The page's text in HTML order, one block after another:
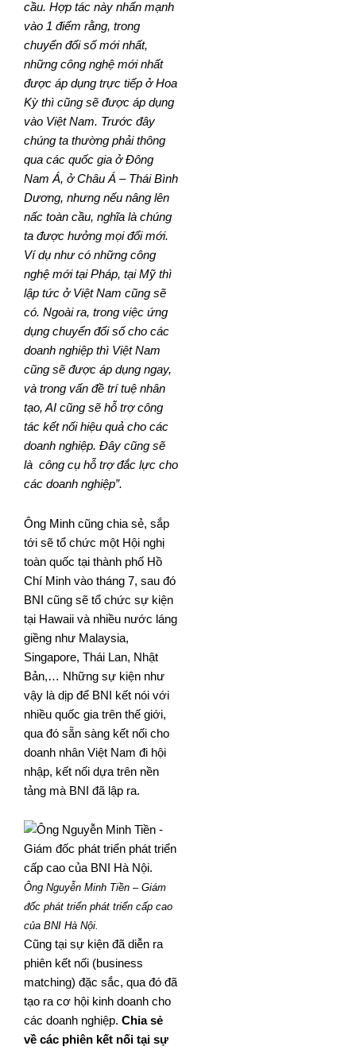
cầu. Hợp tác này nhấn mạnh
vào 1 điểm rằng, trong
chuyển đổi số mới nhất,
những công nghệ mới nhất
được áp dụng trực tiếp ở Hoa
Kỳ thì cũng sẽ được áp dụng
vào Việt Nam. Trước đây
chúng ta thường phải thông
qua các quốc gia ở Đông
Nam Á, ở Châu Á – Thái Bình
Dương, nhưng nếu nâng lên
nấc toàn cầu, nghĩa là chúng
ta được hưởng mọi đổi mới.
Ví dụ như có những công
nghệ mới tại Pháp, tại Mỹ thì
lập tức ở Việt Nam cũng sẽ
có. Ngoài ra, trong việc ứng
dụng chuyển đổi số cho các
doanh nghiệp thì Việt Nam
cũng sẽ được áp dụng ngay,
và trong vấn đề trí tuệ nhân
tạo, AI cũng sẽ hỗ trợ công
tác kết nối hiệu quả cho các
doanh nghiệp. Đây cũng sẽ
là công cụ hỗ trợ đắc lực cho
các doanh nghiệp”.
Ông Minh cũng chia sẻ, sắp
tới sẽ tổ chức một Hội nghị
toàn quốc tại thành phố Hồ
Chí Minh vào tháng 7, sau đó
BNI cũng sẽ tổ chức sự kiện
tại Hawaii và nhiều nước láng
giềng như Malaysia,
Singapore, Thái Lan, Nhật
Bản,… Những sự kiện như
vậy là dịp để BNI kết nói với
nhiều quốc gia trên thế giới,
qua đó sẵn sàng kết nối cho
doanh nhân Việt Nam đi hội
nhập, kết nối dựa trên nền
tảng mà BNI đã lập ra.
Ông Nguyễn Minh Tiền – Giám
đốc phát triển phát triển cấp cao
của BNI Hà Nội.
Cũng tại sự kiện đã diễn ra
phiên kết nối (business
matching) đặc sắc, qua đó đã
tạo ra cơ hội kinh doanh cho
các doanh nghiệp. Chia sẻ
về các phiên kết nối tại sự